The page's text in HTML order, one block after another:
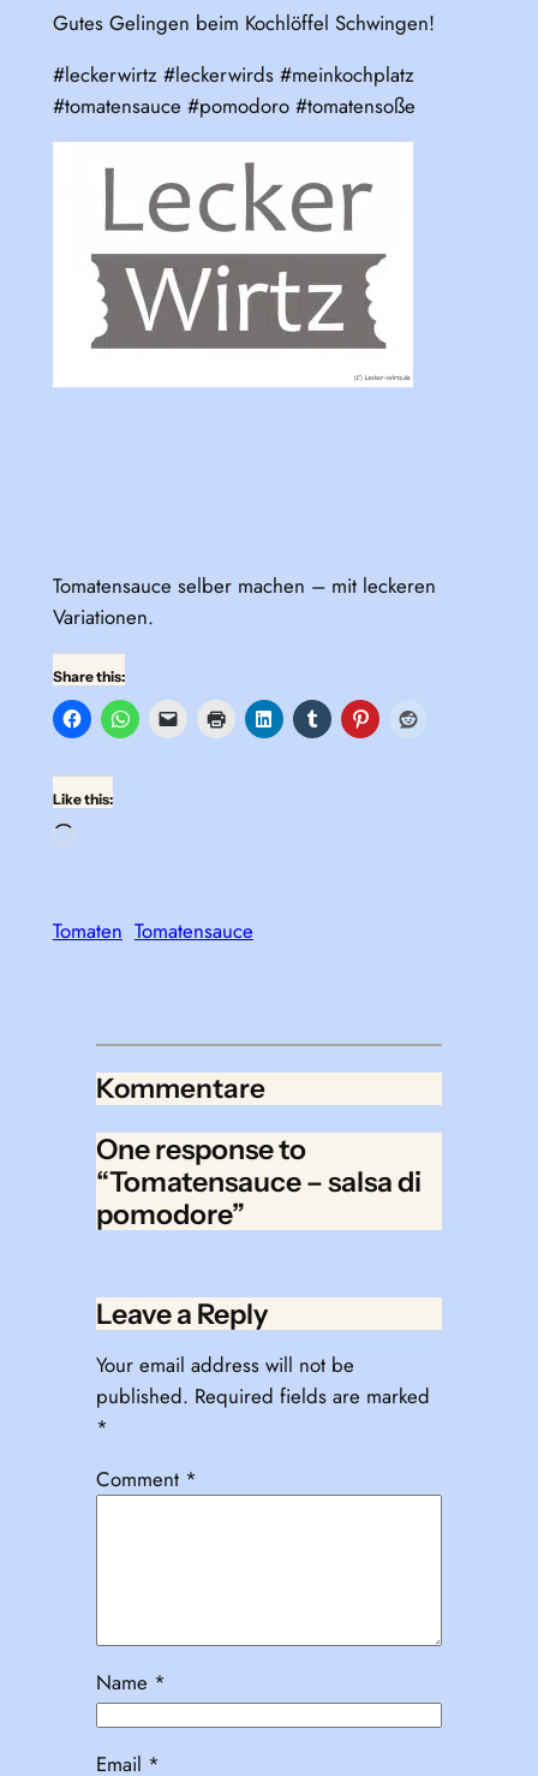
Gutes Gelingen beim Kochlöffel Schwingen!
#leckerwirtz #leckerwirds #meinkochplatz
#tomatensauce #pomodoro #tomatensoße
Tomatensauce selber machen – mit leckeren
Variationen.
Share this:
Like this:
Loading…
Tomaten Tomatensauce
Kommentare
One response to
“Tomatensauce – salsa di
pomodore”
Leave a Reply
Your email address will not be
published. Required fields are marked
*
Comment *
Name *
Email *